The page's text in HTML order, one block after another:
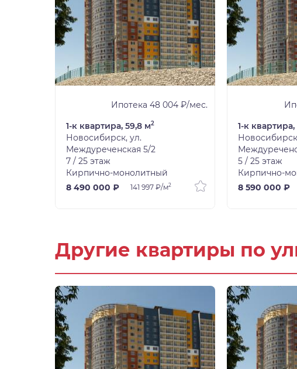
Ипотека 48 004 ₽/мес.
1-к квартира, 59,8 м2
Новосибирск, ул.
Междуреченская 5/2
7 / 25 этаж
Кирпично-монолитный
8 490 000 ₽
141 997 ₽/м2
1-к
5 / 25 этаж
Кирпично-
8 590 000 ₽
Другие квартиры по